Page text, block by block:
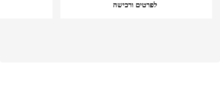
לפרטים ורכישה